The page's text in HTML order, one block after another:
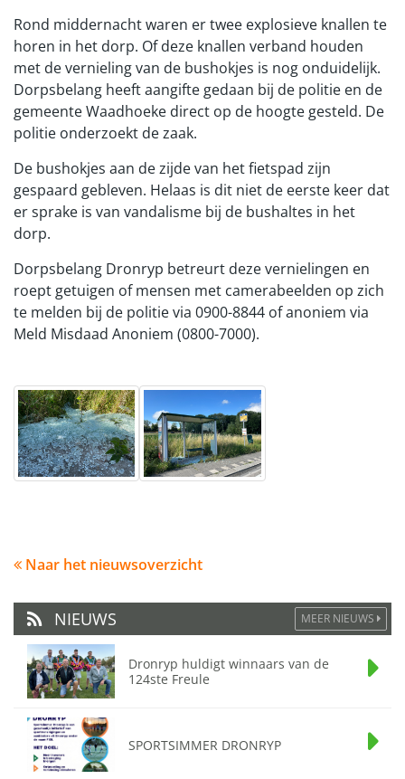
Rond middernacht waren er twee explosieve knallen te
horen in het dorp. Of deze knallen verband houden
met de vernieling van de bushokjes is nog onduidelijk.
Dorpsbelang heeft aangifte gedaan bij de politie en de
gemeente Waadhoeke direct op de hoogte gesteld. De
politie onderzoekt de zaak.
De bushokjes aan de zijde van het fietspad zijn
gespaard gebleven. Helaas is dit niet de eerste keer dat
er sprake is van vandalisme bij de bushaltes in het
dorp.
Dorpsbelang Dronryp betreurt deze vernielingen en
roept getuigen of mensen met camerabeelden op zich
te melden bij de politie via 0900-8844 of anoniem via
Meld Misdaad Anoniem (0800-7000).
Naar het nieuwsoverzicht
NIEUWS MEER NIEUWS
Dronryp huldigt winnaars van de
124ste Freule
SPORTSIMMER DRONRYP